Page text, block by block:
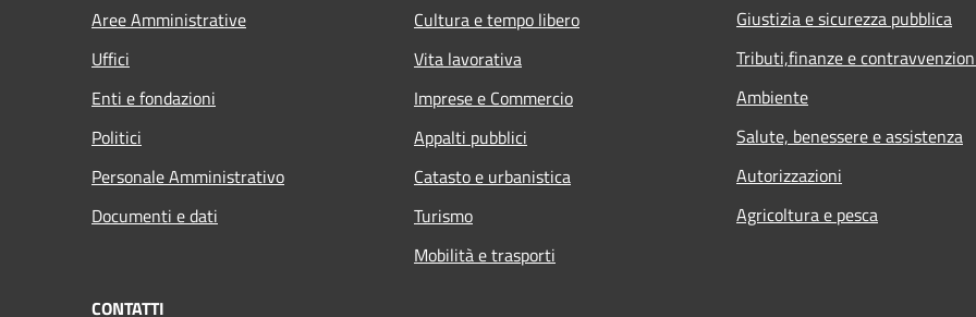
Aree Amministrative
Uffici
Enti e fondazioni
Politici
Personale Amministrativo
Documenti e dati
Cultura e tempo libero
Vita lavorativa
Imprese e Commercio
Appalti pubblici
Catasto e urbanistica
Turismo
Mobilità e trasporti
Giustizia e sicurezza pubblica
Tributi,finanze e
Ambiente
Salute, benessere e assistenza
Autorizzazioni
Agricoltura e pesca
CONTATTI